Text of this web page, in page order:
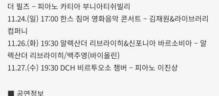
더 필즈 – 피아노 카티아 부니아티쉬빌리
11.24.(일) 17:00 한스 짐머 영화음악 콘서트 – 김재원&라이브러리
컴퍼니
11.26.(화) 19:30 알렉산더 리브라이히&신포니아 바르소비아 – 알
렉산더 리브라이히/백주영(바이올린)
11.27.(수) 19:30 DCH 비르투오소 챔버 – 피아노 이진상
■ 공연정보